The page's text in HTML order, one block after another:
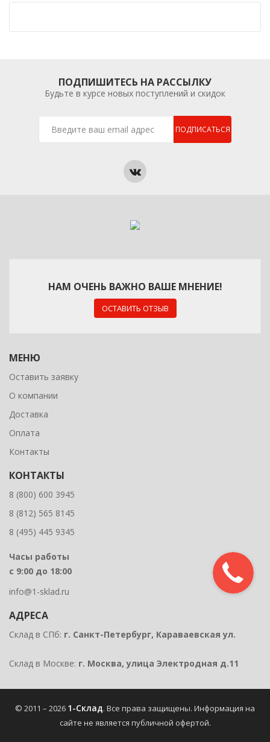
ПОДПИШИТЕСЬ НА РАССЫЛКУ
Будьте в курсе новых поступлений и скидок
ПОДПИСАТЬСЯ
НАМ ОЧЕНЬ ВАЖНО ВАШЕ МНЕНИЕ!
ОСТАВИТЬ ОТЗЫВ
МЕНЮ
Оставить заявку
О компании
Доставка
Оплата
Контакты
КОНТАКТЫ
8 (800) 600 3945
8 (812) 565 8145
8 (495) 445 9345
Часы работы
с 9:00 до 18:00
info@1-sklad.ru
АДРЕСА
Склад в СПб: г. Санкт-Петербург, Караваевская ул.
Склад в Москве: г. Москва, улица Электродная д.11
© 2011 – 2026 1-Склад. Все права защищены. Информация на
сайте не является публичной офертой.